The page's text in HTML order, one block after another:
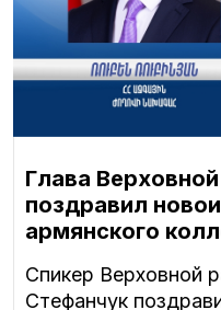
Глава
поздравил
армянского
Спикер Верховной
Стефанчук